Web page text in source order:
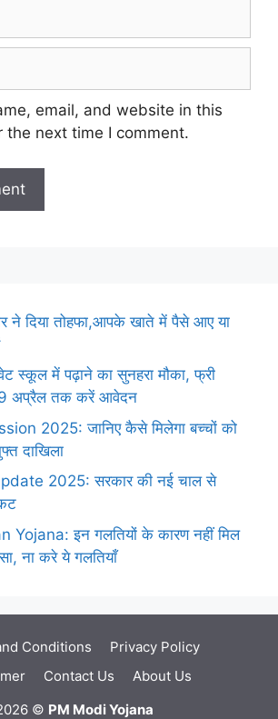
email, and website in this
the next time I comment.
ने दिया तोहफा,आपके खाते में पैसे आए या
स्कूल में पढ़ाने का सुनहरा मौका, फ्री
अप्रैल तक करें आवेदन
2025: जानिए कैसे मिलेगा बच्चों को
दाखिला
2025: सरकार की नई चाल से
Yojana: इन गलतियों के कारण नहीं मिल
ना करे ये गलतियाँ
Conditions
Privacy Policy
Contact Us
About Us
© PM Modi Yojana